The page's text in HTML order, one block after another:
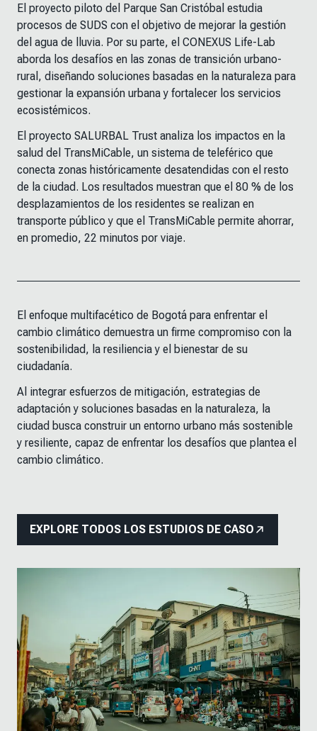
El proyecto piloto del Parque San Cristóbal estudia
procesos de SUDS con el objetivo de mejorar la gestión
del agua de lluvia. Por su parte, el CONEXUS Life-Lab
aborda los desafíos en las zonas de transición urbano-
rural, diseñando soluciones basadas en la naturaleza para
gestionar la expansión urbana y fortalecer los servicios
ecosistémicos.
El proyecto SALURBAL Trust analiza los impactos en la
salud del TransMiCable, un sistema de teleférico que
conecta zonas históricamente desatendidas con el resto
de la ciudad. Los resultados muestran que el 80 % de los
desplazamientos de los residentes se realizan en
transporte público y que el TransMiCable permite ahorrar,
en promedio, 22 minutos por viaje.
El enfoque multifacético de Bogotá para enfrentar el
cambio climático demuestra un firme compromiso con la
sostenibilidad, la resiliencia y el bienestar de su
ciudadanía.
Al integrar esfuerzos de mitigación, estrategias de
adaptación y soluciones basadas en la naturaleza, la
ciudad busca construir un entorno urbano más sostenible
y resiliente, capaz de enfrentar los desafíos que plantea el
cambio climático.
EXPLORE TODOS LOS ESTUDIOS DE CASO